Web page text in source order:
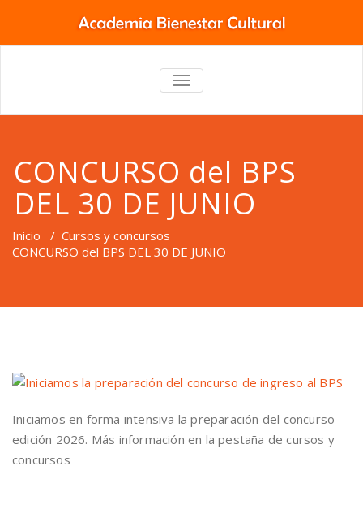
TOGGLE
NAVIGATION
CONCURSO del BPS
DEL 30 DE JUNIO
Inicio / Cursos y concursos
CONCURSO del BPS DEL 30 DE JUNIO
Iniciamos en forma intensiva la preparación del concurso
edición 2026. Más información en la pestaña de cursos y
concursos